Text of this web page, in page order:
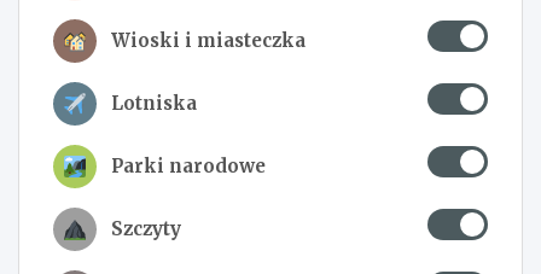
Wioski i miasteczka
Lotniska
Parki narodowe
Szczyty